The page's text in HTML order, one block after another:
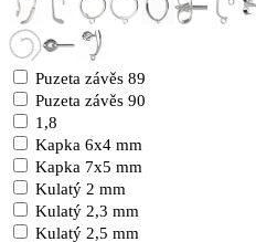
Puzeta závěs 89
Puzeta závěs 90
1,8
Kapka 6x4 mm
Kapka 7x5 mm
Kulatý 2 mm
Kulatý 2,3 mm
Kulatý 2,5 mm